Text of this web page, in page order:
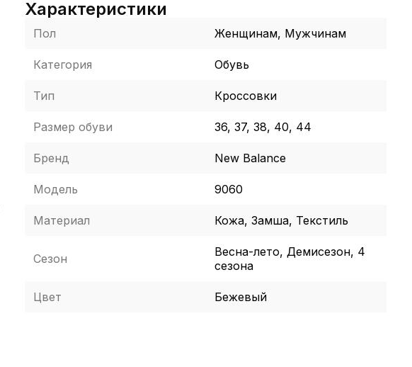
Характеристики
Пол Женщинам, Мужчинам
Категория Обувь
Тип Кроссовки
Размер обуви 36, 37, 38, 40, 44
Бренд New Balance
Модель 9060
Материал Кожа, Замша, Текстиль
Сезон
Весна-лето, Демисезон, 4
сезона
Цвет Бежевый